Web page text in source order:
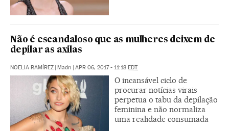
Não é escandaloso que as mulheres deixem de
depilar as axilas
NOELIA RAMÍREZ | Madri | APR 06, 2017 - 11:18 EDT
O incansável ciclo de
procurar notícias virais
perpetua o tabu da depilação
feminina e não normaliza
uma realidade consumada